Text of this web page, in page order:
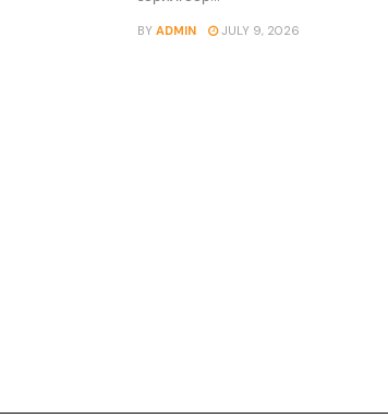
BY ADMIN JULY 9, 2026